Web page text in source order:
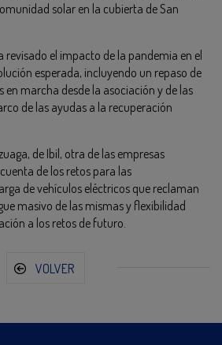
solar en la cubierta de San
revisado el impacto de la pandemia en el
esperada, incluyendo un repaso de
en marcha desde la asociación y de las
de las ayudas a la recuperación
de Ibil, otra de las empresas
de los retos para las
de vehículos eléctricos que reclaman
masivo de las mismas y flexibilidad
a los retos de futuro.
VOLVER